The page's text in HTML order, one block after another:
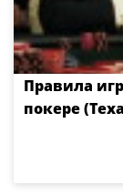
Правила
покере